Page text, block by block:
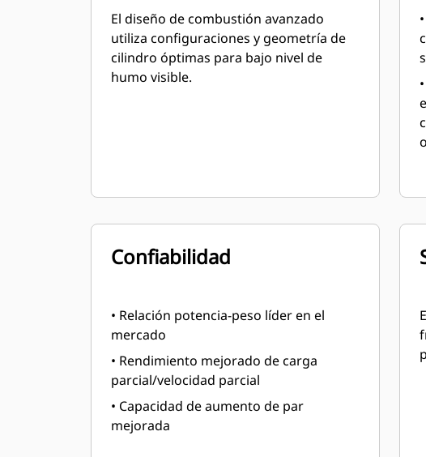
El diseño de combustión avanzado
utiliza configuraciones y geometría de
cilindro óptimas para bajo nivel de
humo visible.
Confiabilidad
• Relación potencia-peso líder en el
mercado
• Rendimiento mejorado de carga
parcial/velocidad parcial
• Capacidad de aumento de par
mejorada